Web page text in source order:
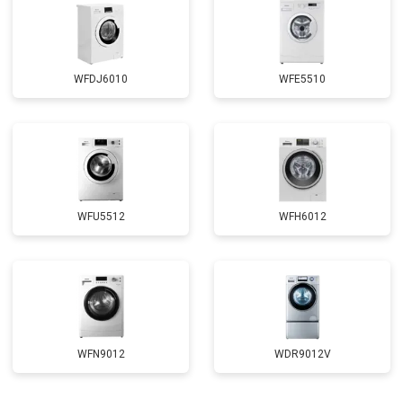
WFDJ6010 WFE5510
WFU5512 WFH6012
WFN9012 WDR9012V